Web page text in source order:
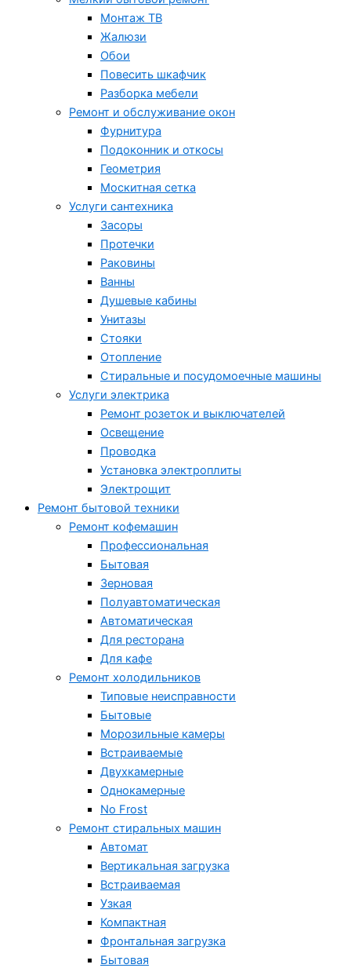
Монтаж ТВ
Жалюзи
Обои
Повесить шкафчик
Разборка мебели
Ремонт и обслуживание окон
Фурнитура
Подоконник и откосы
Геометрия
Москитная сетка
Услуги сантехника
Засоры
Протечки
Раковины
Ванны
Душевые кабины
Унитазы
Стояки
Отопление
Стиральные и посудомоечные машины
Услуги электрика
Ремонт розеток и выключателей
Освещение
Проводка
Установка электроплиты
Электрощит
Ремонт бытовой техники
Ремонт кофемашин
Профессиональная
Бытовая
Зерновая
Полуавтоматическая
Автоматическая
Для ресторана
Для кафе
Ремонт холодильников
Типовые неисправности
Бытовые
Морозильные камеры
Встраиваемые
Двухкамерные
Однокамерные
No Frost
Ремонт стиральных машин
Автомат
Вертикальная загрузка
Встраиваемая
Узкая
Компактная
Фронтальная загрузка
Бытовая